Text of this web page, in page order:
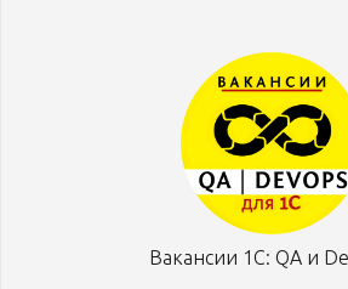
Вакансии 1С: QA и